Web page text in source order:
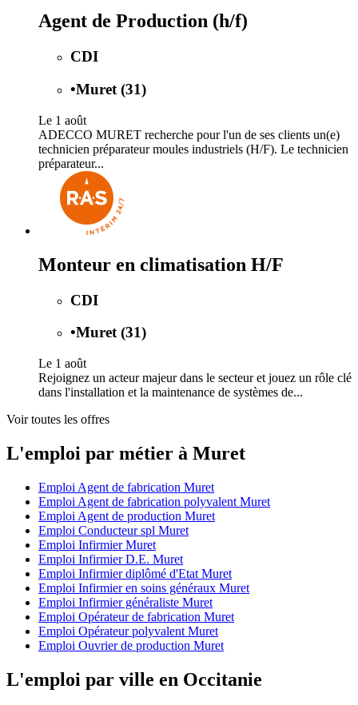
Agent de Production (h/f)
CDI
•Muret (31)
Le 1 août
ADECCO MURET recherche pour l'un de ses clients un(e)
technicien préparateur moules industriels (H/F). Le technicien
préparateur...
Monteur en climatisation H/F
CDI
•Muret (31)
Le 1 août
Rejoignez un acteur majeur dans le secteur et jouez un rôle clé
dans l'installation et la maintenance de systèmes de...
Voir toutes les offres
L'emploi par métier à Muret
Emploi Agent de fabrication Muret
Emploi Agent de fabrication polyvalent Muret
Emploi Agent de production Muret
Emploi Conducteur spl Muret
Emploi Infirmier Muret
Emploi Infirmier D.E. Muret
Emploi Infirmier diplômé d'Etat Muret
Emploi Infirmier en soins généraux Muret
Emploi Infirmier généraliste Muret
Emploi Opérateur de fabrication Muret
Emploi Opérateur polyvalent Muret
Emploi Ouvrier de production Muret
L'emploi par ville en Occitanie